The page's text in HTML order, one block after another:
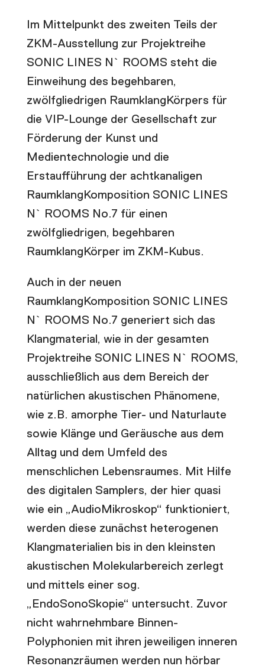
Im Mittelpunkt des zweiten Teils der
ZKM-Ausstellung zur Projektreihe
SONIC LINES N` ROOMS steht die
Einweihung des begehbaren,
zwölfgliedrigen RaumklangKörpers für
die VIP-Lounge der Gesellschaft zur
Förderung der Kunst und
Medientechnologie und die
Erstaufführung der achtkanaligen
RaumklangKomposition SONIC LINES
N` ROOMS No.7 für einen
zwölfgliedrigen, begehbaren
RaumklangKörper im ZKM-Kubus.
Auch in der neuen
RaumklangKomposition SONIC LINES
N` ROOMS No.7 generiert sich das
Klangmaterial, wie in der gesamten
Projektreihe SONIC LINES N` ROOMS,
ausschließlich aus dem Bereich der
natürlichen akustischen Phänomene,
wie z.B. amorphe Tier- und Naturlaute
sowie Klänge und Geräusche aus dem
Alltag und dem Umfeld des
menschlichen Lebensraumes. Mit Hilfe
des digitalen Samplers, der hier quasi
wie ein „AudioMikroskop“ funktioniert,
werden diese zunächst heterogenen
Klangmaterialien bis in den kleinsten
akustischen Molekularbereich zerlegt
und mittels einer sog.
„EndoSonoSkopie“ untersucht. Zuvor
nicht wahrnehmbare Binnen-
Polyphonien mit ihren jeweiligen inneren
Resonanzräumen werden nun hörbar